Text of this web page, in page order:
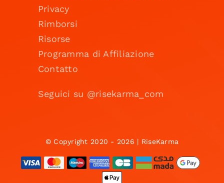
Privacy
Rimborsi
Risorse
Programma di Affiliazione
Contatto
Seguici su @risekarma_com
© Copyright 2020 - 2026 | RiseKarma